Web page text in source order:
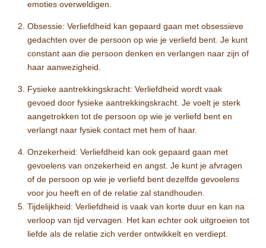
emoties overweldigen.
Obsessie: Verliefdheid kan gepaard gaan met obsessieve
gedachten over de persoon op wie je verliefd bent. Je kunt
constant aan die persoon denken en verlangen naar zijn of
haar aanwezigheid.
Fysieke aantrekkingskracht: Verliefdheid wordt vaak
gevoed door fysieke aantrekkingskracht. Je voelt je sterk
aangetrokken tot de persoon op wie je verliefd bent en
verlangt naar fysiek contact met hem of haar.
Onzekerheid: Verliefdheid kan ook gepaard gaan met
gevoelens van onzekerheid en angst. Je kunt je afvragen
of de persoon op wie je verliefd bent dezelfde gevoelens
voor jou heeft en of de relatie zal standhouden.
Tijdelijkheid: Verliefdheid is vaak van korte duur en kan na
verloop van tijd vervagen. Het kan echter ook uitgroeien tot
liefde als de relatie zich verder ontwikkelt en verdiept.